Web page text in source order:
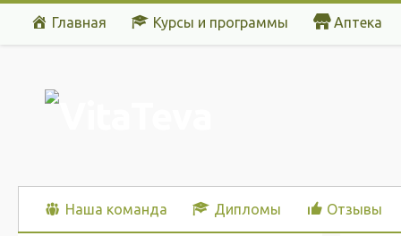
Перейти к содержимому
Главная Курсы и программы Аптека
Наша команда Дипломы Отзывы